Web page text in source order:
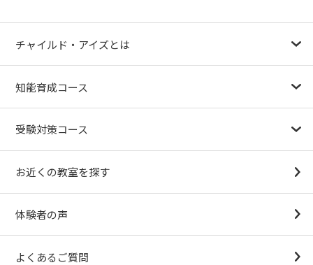
チャイルド・アイズとは
知能育成コース
受験対策コース
幼稚園受験対策
小学校受験コース
（思考力アドバンスコースアストルム）
最新合格速報
お近くの教室を探す
体験者の声
よくあるご質問